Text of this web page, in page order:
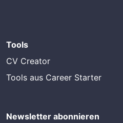
Tools
CV Creator
Tools aus Career Starter
Newsletter abonnieren